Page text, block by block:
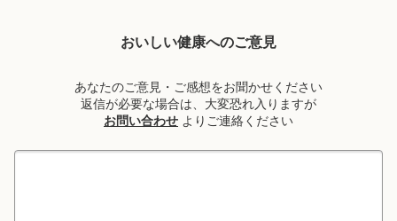
おいしい健康へのご意見
あなたのご意見・ご感想をお聞かせください
返信が必要な場合は、大変恐れ入りますが
お問い合わせ よりご連絡ください